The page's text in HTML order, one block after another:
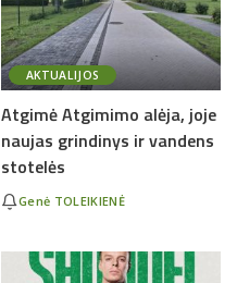
AKTUALIJOS
Atgimė Atgimimo alėja, joje
naujas grindinys ir vandens
stotelės
Genė TOLEIKIENĖ